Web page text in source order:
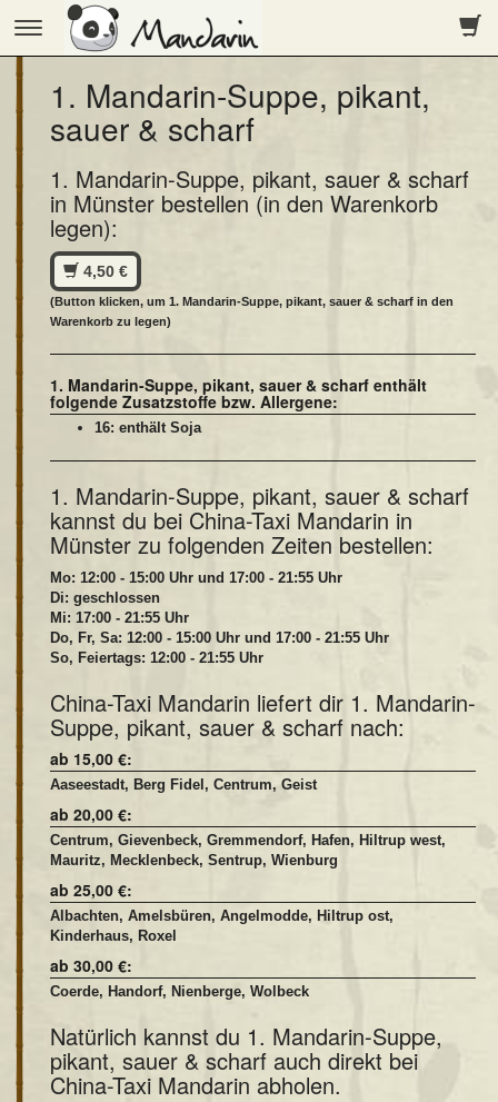
Toggle
navigation
1. Mandarin-Suppe, pikant,
sauer & scharf
1. Mandarin-Suppe, pikant, sauer & scharf
in Münster bestellen (in den Warenkorb
legen):
4,50 €
(Button klicken, um 1. Mandarin-Suppe, pikant, sauer & scharf in den
Warenkorb zu legen)
1. Mandarin-Suppe, pikant, sauer & scharf enthält
folgende Zusatzstoffe bzw. Allergene:
16: enthält Soja
1. Mandarin-Suppe, pikant, sauer & scharf
kannst du bei China-Taxi Mandarin in
Münster zu folgenden Zeiten bestellen:
Mo: 12:00 - 15:00 Uhr und 17:00 - 21:55 Uhr
Di: geschlossen
Mi: 17:00 - 21:55 Uhr
Do, Fr, Sa: 12:00 - 15:00 Uhr und 17:00 - 21:55 Uhr
So, Feiertags: 12:00 - 21:55 Uhr
China-Taxi Mandarin liefert dir 1. Mandarin-
Suppe, pikant, sauer & scharf nach:
ab 15,00 €:
Aaseestadt, Berg Fidel, Centrum, Geist
ab 20,00 €:
Centrum, Gievenbeck, Gremmendorf, Hafen, Hiltrup west,
Mauritz, Mecklenbeck, Sentrup, Wienburg
ab 25,00 €:
Albachten, Amelsbüren, Angelmodde, Hiltrup ost,
Kinderhaus, Roxel
ab 30,00 €:
Coerde, Handorf, Nienberge, Wolbeck
Natürlich kannst du 1. Mandarin-Suppe,
pikant, sauer & scharf auch direkt bei
China-Taxi Mandarin abholen.